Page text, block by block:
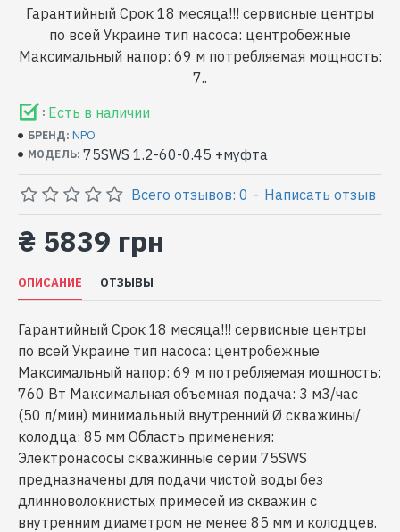
Гарантийный Срок 18 месяца!!! сервисные центры
по всей Украине тип насоса: центробежные
Максимальный напор: 69 м потребляемая мощность:
7..
: Есть в наличии
БРЕНД: NPO
МОДЕЛЬ: 75SWS 1.2-60-0.45 +муфта
Всего отзывов: 0 - Написать отзыв
₴ 5839 грн
ОПИСАНИЕ ОТЗЫВЫ
Гарантийный Срок 18 месяца!!! сервисные центры
по всей Украине тип насоса: центробежные
Максимальный напор: 69 м потребляемая мощность:
760 Вт Максимальная объемная подача: 3 м3/час
(50 л/мин) минимальный внутренний Ø скважины/
колодца: 85 мм Область применения:
Электронасосы скважинные серии 75SWS
предназначены для подачи чистой воды без
длинноволокнистых примесей из скважин с
внутренним диаметром не менее 85 мм и колодцев.